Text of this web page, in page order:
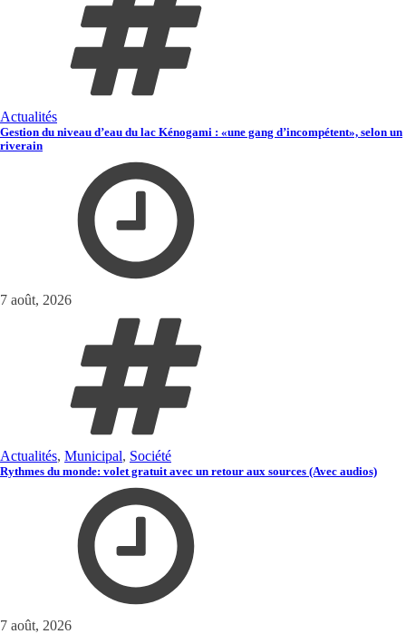
Actualités
Gestion du niveau d’eau du lac Kénogami : «une gang d’incompétent», selon un
riverain
7 août, 2026
Actualités, Municipal, Société
Rythmes du monde: volet gratuit avec un retour aux sources (Avec audios)
7 août, 2026